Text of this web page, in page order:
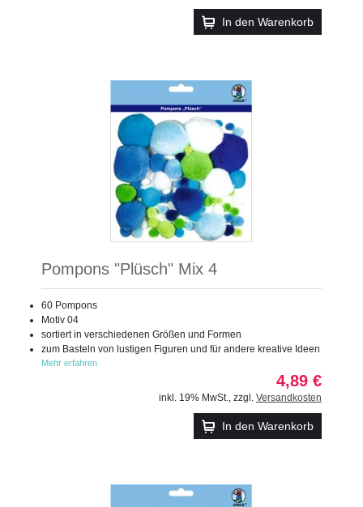
In den Warenkorb
Pompons "Plüsch" Mix 4
60 Pompons
Motiv 04
sortiert in verschiedenen Größen und Formen
zum Basteln von lustigen Figuren und für andere kreative Ideen
Mehr erfahren
4,89 €
inkl. 19% MwSt. zzgl. Versandkosten
In den Warenkorb